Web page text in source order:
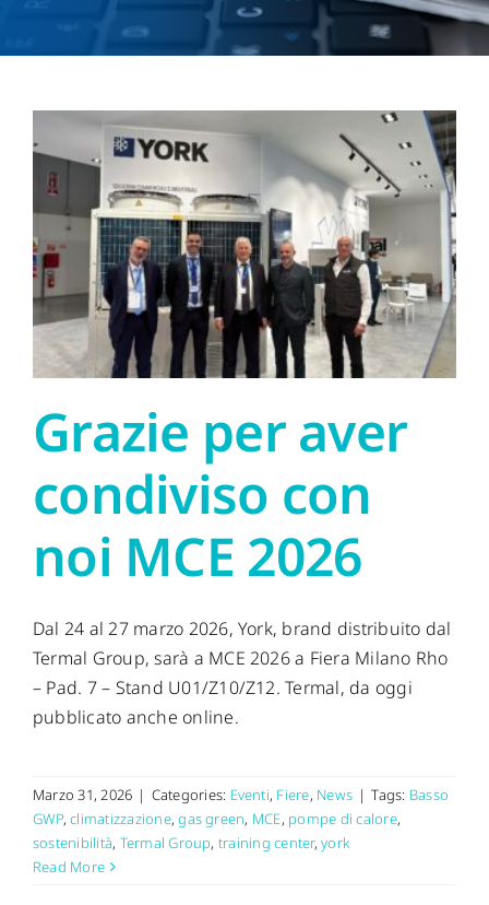
Download
Grazie per aver
condiviso con
noi MCE 2026
Dal 24 al 27 marzo 2026, York, brand distribuito dal
Termal Group, sarà a MCE 2026 a Fiera Milano Rho
– Pad. 7 – Stand U01/Z10/Z12. Termal, da oggi
pubblicato anche online.
Marzo 31, 2026 | Categories: Eventi, Fiere, News | Tags: Basso
GWP,climatizzazione,gas green, MCE, pompe di calore,
sostenibilità, Termal Group, training center,york
Read More